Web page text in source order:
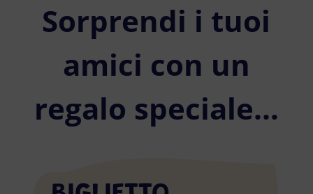
Sorprendi i tuoi
amici con un
regalo speciale…